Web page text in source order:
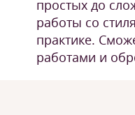
простых до
работы со
практике.
работами и